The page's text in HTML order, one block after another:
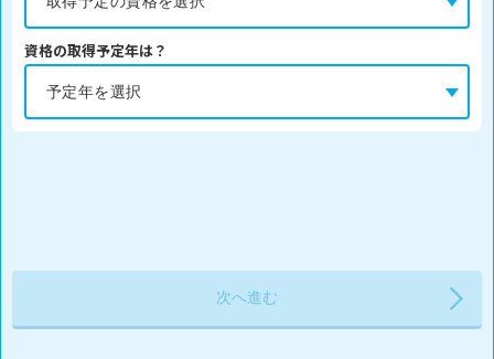
資格の取得予定年は？